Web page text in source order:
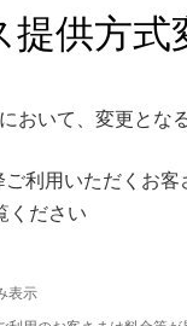
提供方
おいて、変更とな
利用いただくお
ください
表示